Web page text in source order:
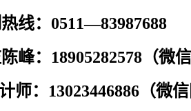
线： 0511—83987688
峰： 18905282578（微
师： 13023446886（微信